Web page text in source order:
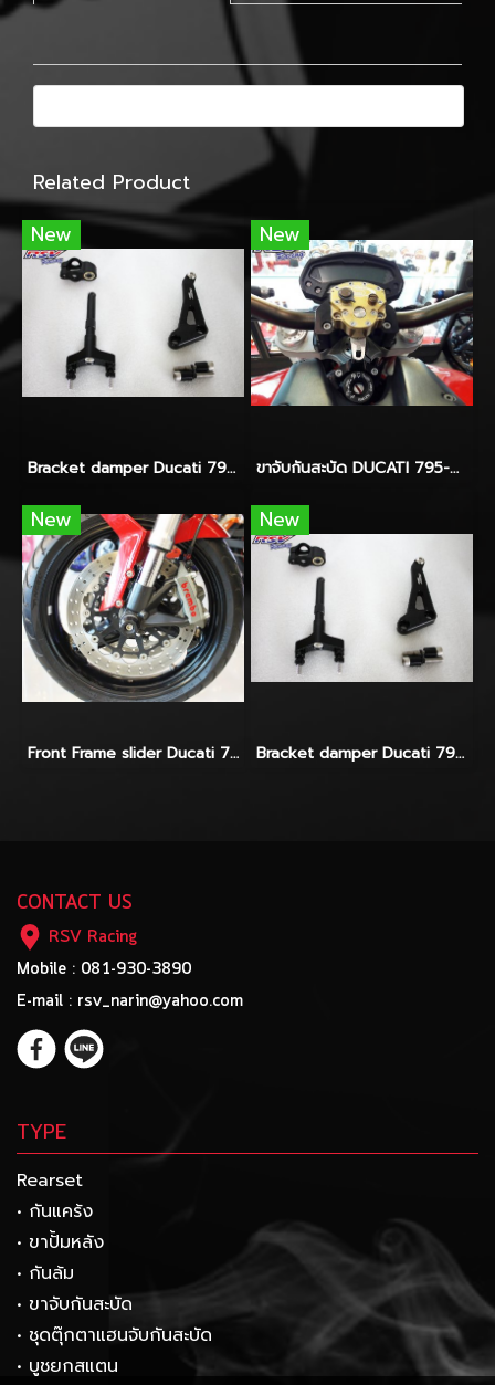
Related Product
New
Bracket damper Ducati 795-796 For Hyperpro
New
ขาจับกันสะบัด DUCATI 795-796 For SCOTTS
New
Front Frame slider Ducati 795-796
New
Bracket damper Ducati 795-796 Hyperpro-Ohlins-Yss
CONTACT US
RSV Racing
Mobile : 081-930-3890
E-mail : rsv_narin@yahoo.com
TYPE
Rearset
• กันแคร้ง
• ขาปั้มหลัง
• กันล้ม
• ขาจับกันสะบัด
• ชุดตุ๊กตาแฮนจับกันสะบัด
• บูชยกสแตน